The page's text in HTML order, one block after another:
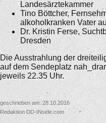
Landesärztekammer
Tino Böttcher,
alkoholkranken Vater
Dr. Kristin Ferse,
Dresden
Die Ausstrahlung der
auf dem Sendeplatz
jeweils 22.35 Uhr.
geschrieben am: 28.10.2016
Redaktion DD-INside.com